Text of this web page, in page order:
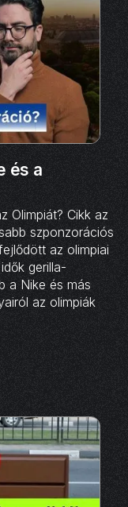
és a
Olimpiát? Cikk az
szponzorációs
az olimpiai
gerilla-
a Nike és más
az olimpiák